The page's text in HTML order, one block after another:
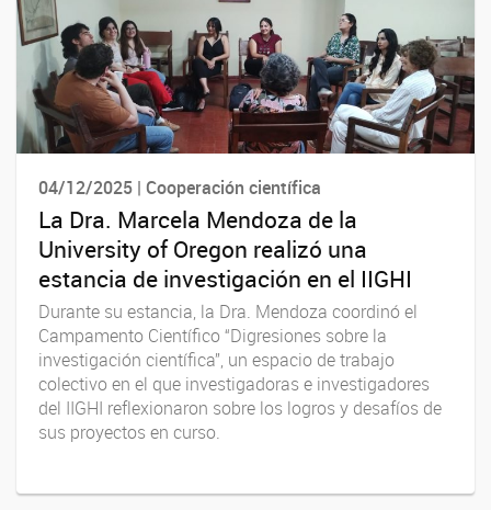
04/12/2025 | Cooperación científica
La Dra. Marcela Mendoza de la
University of Oregon realizó una
estancia de investigación en el IIGHI
Durante su estancia, la Dra. Mendoza coordinó el
Campamento Científico “Digresiones sobre la
investigación científica”, un espacio de trabajo
colectivo en el que investigadoras e investigadores
del IIGHI reflexionaron sobre los logros y desafíos de
sus proyectos en curso.